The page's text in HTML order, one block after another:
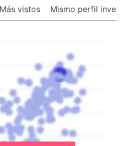
Más vistos Mismo perfil